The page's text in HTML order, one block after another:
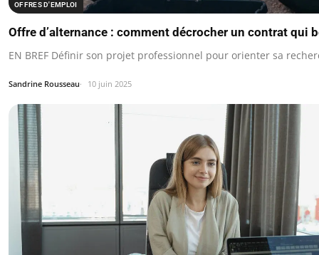
OFFRES D'EMPLOI
Offre d’alternance : comment décrocher un contrat qui
EN BREF Définir son projet professionnel pour orienter sa
Sandrine Rousseau 10 juin 2025